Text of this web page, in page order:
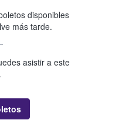
disponibles
más tarde.
asistir a este